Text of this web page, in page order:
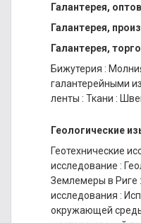
Галантерея,
Галантерея,
Галантерея,
Бижутерия :
галантерейными
ленты : Ткани :
Геологические
Геотехнические
исследование :
Землемеры в Риге :
исследования :
окружающей